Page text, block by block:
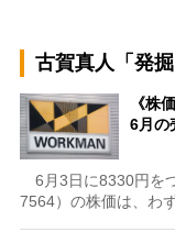
古賀真人「発
《株
6月の
6月3日に8330円を
7564）の株価は、わ